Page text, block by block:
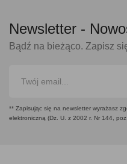
Newsletter -
Bądź na bieżąco. Zapisz
** Zapisując się na newsletter wyrażasz
elektroniczną (Dz. U. z 2002 r. Nr 144,